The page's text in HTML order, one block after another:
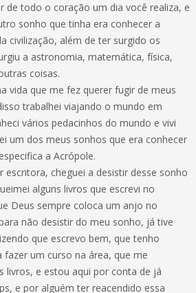
de todo o coração um dia você realiza, e
sonho que tinha era conhecer a
civilização, além de ter surgido os
a astronomia, matemática, física,
coisas.
vida que me fez querer fugir de meus
trabalhei viajando o mundo em
vários pedacinhos do mundo e vivi
um dos meus sonhos que era conhecer
a Acrópole.
escritora, cheguei a desistir desse sonho
alguns livros que escrevi no
Deus sempre coloca um anjo no
não desistir do meu sonho, já tive
que escrevo bem, que tenho
fazer um curso na área, que me
livros, e estou aqui por conta de já
e por alguém ter reacendido essa